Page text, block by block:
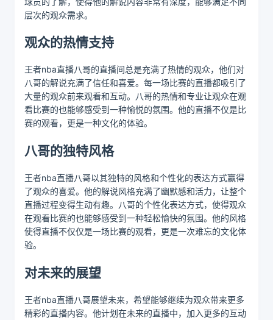
层次的观众需求。
观众的热情支持
王者nba直播八哥的直播间总是充满了热情的观众，他们对
八哥的解说充满了信任和喜爱。每一场比赛的直播都吸引了
大量的观众前来观看和互动。八哥的热情和专业让观众在观
看比赛的也能够感受到一种愉悦的氛围。他的直播不仅是比
赛的观看，更是一种文化的体验。
八哥的独特风格
王者nba直播八哥以其独特的风格和个性化的表达方式赢得
了观众的喜爱。他的解说风格充满了幽默感和活力，让整个
直播过程变得生动有趣。八哥的个性化表达方式，使得观众
在观看比赛的也能够感受到一种轻松愉快的氛围。他的风格
使得直播不仅仅是一场比赛的观看，更是一次难忘的文化体
验。
对未来的展望
王者nba直播八哥展望未来，希望能够继续为观众带来更多
精彩的直播内容。他计划在未来的直播中，加入更多的互动